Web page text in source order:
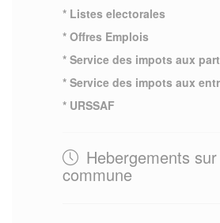
* Listes electorales
* Offres Emplois
* Service des impots aux
* Service des impots aux
* URSSAF
Hebergements
commune